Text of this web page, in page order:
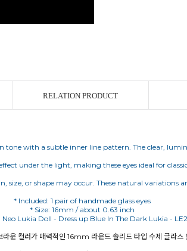
RELATION PRODUCT
with a subtle inner line pattern. The clear,
under the light, making these eyes ideal for
size, or shape may occur. These natural variations
* Included: 1 pair of handmade glass eyes
* Size: 16mm / about 0.63 inch
Neo Lukia Doll - Dress up Blue In The Dark Lukia -
라운 컬러가 매력적인 16mm 라운드 솔리드 타입 수제 글라스